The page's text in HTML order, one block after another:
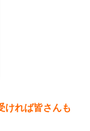
ければ皆さんも